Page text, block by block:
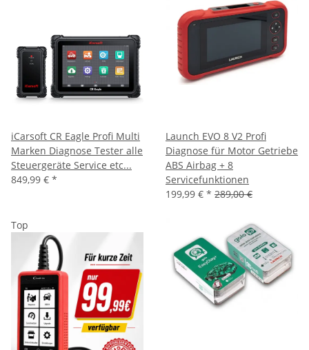
iCarsoft CR Eagle Profi Multi
Marken Diagnose Tester alle
Steuergeräte Service etc...
849,99 € *
Launch EVO 8 V2 Profi
Diagnose für Motor Getriebe
ABS Airbag + 8
Servicefunktionen
199,99 € * 289,00 €
Top